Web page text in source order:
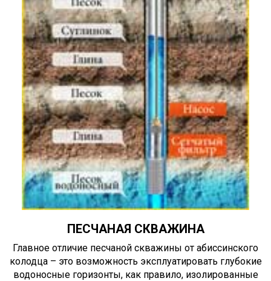
ПЕСЧАНАЯ СКВАЖИНА
Главное отличие песчаной скважины от абиссинского
колодца – это возможность эксплуатировать глубокие
водоносные горизонты, как правило, изолированные